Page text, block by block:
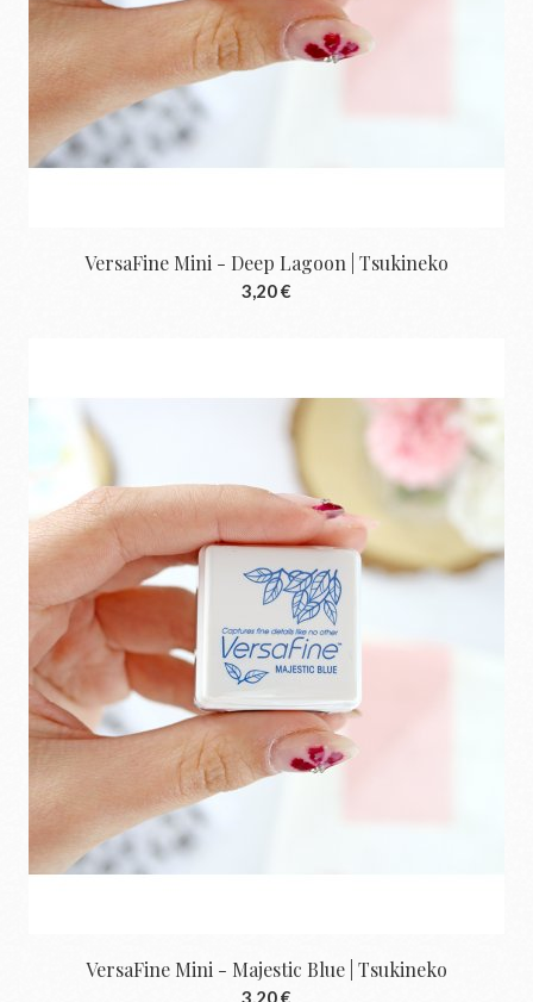
VersaFine Mini - Deep Lagoon | Tsukineko
3,20 €
VersaFine Mini - Majestic Blue | Tsukineko
3,20 €